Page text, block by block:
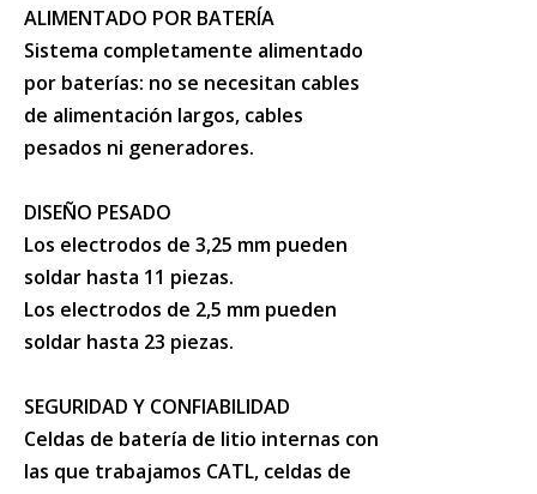
ALIMENTADO POR BATERÍA
Sistema completamente alimentado
por baterías: no se necesitan cables
de alimentación largos, cables
pesados ​​ni generadores.
DISEÑO PESADO
Los electrodos de 3,25 mm pueden
soldar hasta 11 piezas.
Los electrodos de 2,5 mm pueden
soldar hasta 23 piezas.
SEGURIDAD Y CONFIABILIDAD
Celdas de batería de litio internas con
las que trabajamos CATL, celdas de